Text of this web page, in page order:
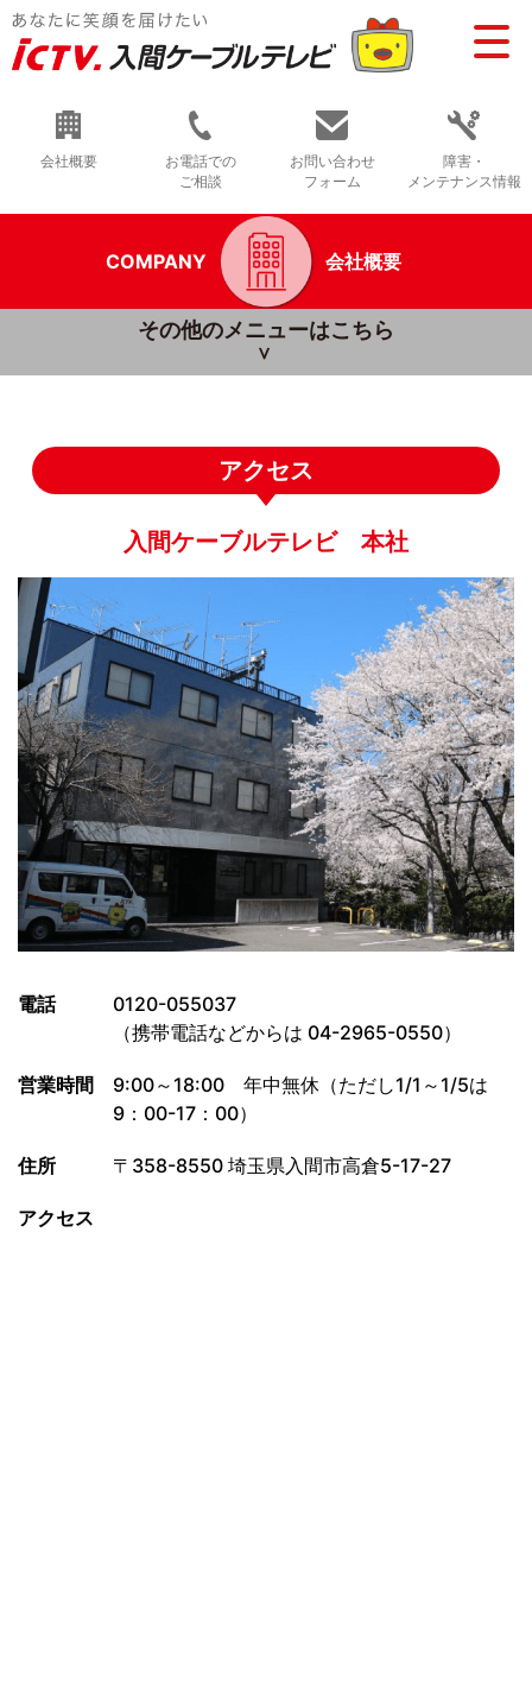
会社概要
お電話での
ご相談
お問い合わせ
フォーム
障害・
メンテナンス情報
COMPANY 会社概要
その他のメニューはこちら
アクセス
入間ケーブルテレビ 本社
電話
0120-055037
（携帯電話などからは 04-2965-0550）
営業時間
9:00～18:00 年中無休（ただし1/1～1/5は
9：00-17：00）
住所 〒358-8550 埼玉県入間市高倉5-17-27
アクセス